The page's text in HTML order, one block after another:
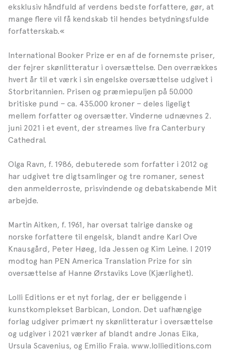
eksklusiv håndfuld af verdens bedste forfattere, gør, at
mange flere vil få kendskab til hendes betydningsfulde
forfatterskab.«
International Booker Prize er en af de fornemste priser,
der fejrer skønlitteratur i oversættelse. Den overrækkes
hvert år til et værk i sin engelske oversættelse udgivet i
Storbritannien. Prisen og præmiepuljen på 50.000
britiske pund – ca. 435.000 kroner – deles ligeligt
mellem forfatter og oversætter. Vinderne udnævnes 2.
juni 2021 i et event, der streames live fra Canterbury
Cathedral.
Olga Ravn, f. 1986, debuterede som forfatter i 2012 og
har udgivet tre digtsamlinger og tre romaner, senest
den anmelderroste, prisvindende og debatskabende Mit
arbejde.
Martin Aitken, f. 1961, har oversat talrige danske og
norske forfattere til engelsk, blandt andre Karl Ove
Knausgård, Peter Høeg, Ida Jessen og Kim Leine. I 2019
modtog han PEN America Translation Prize for sin
oversættelse af Hanne Ørstaviks Love (Kjærlighet).
Lolli Editions er et nyt forlag, der er beliggende i
kunstkomplekset Barbican, London. Det uafhængige
forlag udgiver primært ny skønlitteratur i oversættelse
og udgiver i 2021 værker af blandt andre Jonas Eika,
Ursula Scavenius, og Emilio Fraia. www.lollieditions.com